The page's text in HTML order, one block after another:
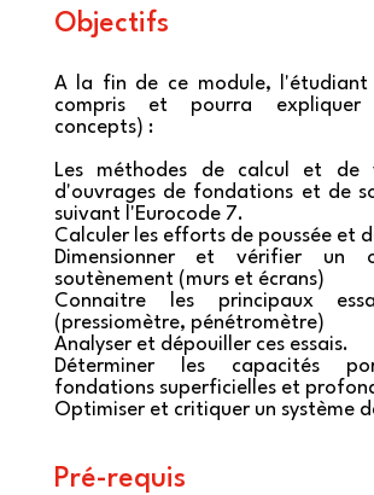
Objectifs
A la fin de ce module, l'étudiant
compris et pourra expliquer
concepts) :
Les méthodes de calcul et de
d'ouvrages de fondations et de
suivant l'Eurocode 7.
Calculer les efforts de poussée et
Dimensionner et vérifier un
soutènement (murs et écrans)
Connaitre les principaux
(pressiomètre, pénétromètre)
Analyser et dépouiller ces essais.
Déterminer les capacités
fondations superficielles et
Optimiser et critiquer un système
Pré-requis